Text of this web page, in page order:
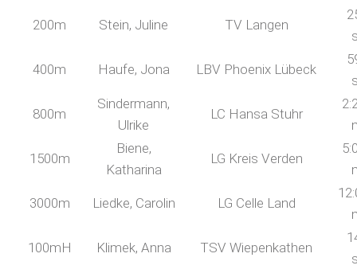
200m Stein, Juline TV Langen
400m Haufe, Jona LBV Phoenix Lübeck
800m
Sindermann,
Ulrike
LC Hansa Stuhr
1500m
Biene,
Katharina
LG Kreis Verden
3000m Liedke, Carolin LG Celle Land
100mH Klimek, Anna TSV Wiepenkathen